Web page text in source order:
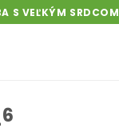
S VEĽKÝM SRDCOM